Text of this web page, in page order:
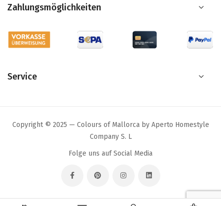
Zahlungsmöglichkeiten
Service
Copyright © 2025 — Colours of Mallorca by Aperto Homestyle
Company S. L
Folge uns auf Social Media